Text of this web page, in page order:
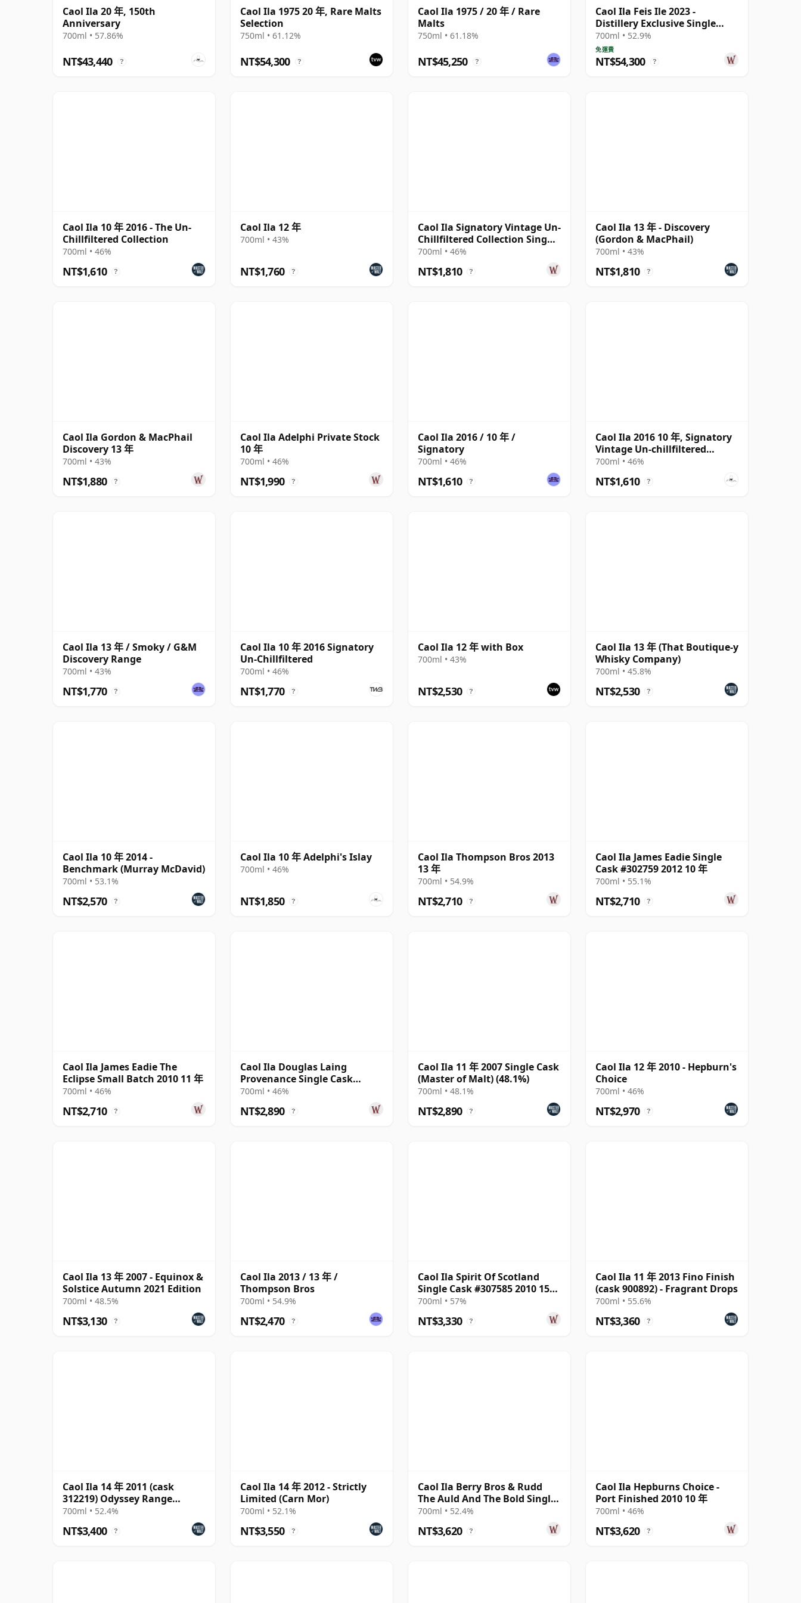
Caol Ila 20 年, 150th
Anniversary
700ml • 57.86%
NT$43,440 ?
Caol Ila 1975 20 年, Rare Malts
Selection
750ml • 61.12%
NT$54,300 ?
Caol Ila 1975 / 20 年 / Rare
Malts
750ml • 61.18%
NT$45,250 ?
Caol Ila Feis Ile 2023 -
Distillery Exclusive Single
Cask # 20 年
700ml • 52.9%
免運費
NT$54,300 ?
Caol Ila 10 年 2016 - The Un-
Chillfiltered Collection
700ml • 46%
NT$1,610 ?
Caol Ila 12 年
700ml • 43%
NT$1,760 ?
Caol Ila Signatory Vintage Un-
Chillfiltered Collection Sing
2016 10 年
700ml • 46%
NT$1,810 ?
Caol Ila 13 年 - Discovery
(Gordon & MacPhail)
700ml • 43%
NT$1,810 ?
Caol Ila Gordon & MacPhail
Discovery 13 年
700ml • 43%
NT$1,880 ?
Caol Ila Adelphi Private Stock
10 年
700ml • 46%
NT$1,990 ?
Caol Ila 2016 / 10 年 /
Signatory
700ml • 46%
NT$1,610 ?
Caol Ila 2016 10 年, Signatory
Vintage Un-chillfiltered
Collection
700ml • 46%
NT$1,610 ?
Caol Ila 13 年 / Smoky / G&M
Discovery Range
700ml • 43%
NT$1,770 ?
Caol Ila 10 年 2016 Signatory
Un-Chillfiltered
700ml • 46%
NT$1,770 ?
Caol Ila 12 年 with Box
700ml • 43%
NT$2,530 ?
Caol Ila 13 年 (That Boutique-y
Whisky Company)
700ml • 45.8%
NT$2,530 ?
Caol Ila 10 年 2014 -
Benchmark (Murray McDavid)
700ml • 53.1%
NT$2,570 ?
Caol Ila 10 年 Adelphi's Islay
700ml • 46%
NT$1,850 ?
Caol Ila Thompson Bros 2013
13 年
700ml • 54.9%
NT$2,710 ?
Caol Ila James Eadie Single
Cask #302759 2012 10 年
700ml • 55.1%
NT$2,710 ?
Caol Ila James Eadie The
Eclipse Small Batch 2010 11 年
700ml • 46%
NT$2,710 ?
Caol Ila Douglas Laing
Provenance Single Cask
#14552 2010 10 年
700ml • 46%
NT$2,890 ?
Caol Ila 11 年 2007 Single Cask
(Master of Malt) (48.1%)
700ml • 48.1%
NT$2,890 ?
Caol Ila 12 年 2010 - Hepburn's
Choice
700ml • 46%
NT$2,970 ?
Caol Ila 13 年 2007 - Equinox &
Solstice Autumn 2021 Edition
700ml • 48.5%
NT$3,130 ?
Caol Ila 2013 / 13 年 /
Thompson Bros
700ml • 54.9%
NT$2,470 ?
Caol Ila Spirit Of Scotland
Single Cask #307585 2010 15
年
700ml • 57%
NT$3,330 ?
Caol Ila 11 年 2013 Fino Finish
(cask 900892) - Fragrant Drops
700ml • 55.6%
NT$3,360 ?
Caol Ila 14 年 2011 (cask
312219) Odyssey Range
Release The Au
700ml • 52.4%
NT$3,400 ?
Caol Ila 14 年 2012 - Strictly
Limited (Carn Mor)
700ml • 52.1%
NT$3,550 ?
Caol Ila Berry Bros & Rudd
The Auld And The Bold Single
Cas 2011 14 年
700ml • 52.4%
NT$3,620 ?
Caol Ila Hepburns Choice -
Port Finished 2010 10 年
700ml • 46%
NT$3,620 ?